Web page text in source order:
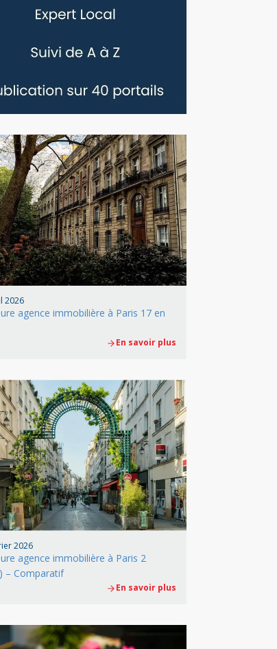
2026
agence immobilière à Paris 17 en
En savoir plus
2026
agence immobilière à Paris 2
– Comparatif
En savoir plus